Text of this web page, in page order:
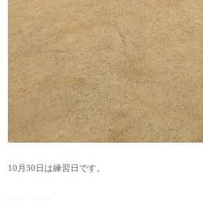
10月30日は練習日です。